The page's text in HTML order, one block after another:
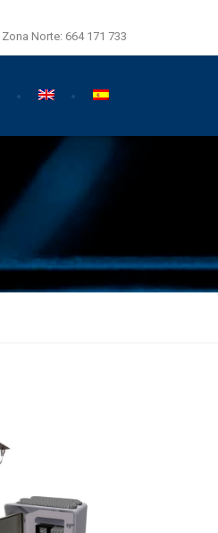
Zona Norte: 664 171 733